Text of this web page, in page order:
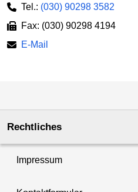
Tel.: (030) 90298 3582
Fax: (030) 90298 4194
E-Mail
Rechtliches
Impressum